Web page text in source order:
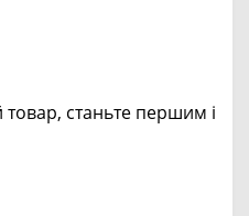
станьте першим і